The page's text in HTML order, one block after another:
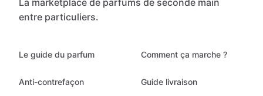
La marketplace de parfums de seconde main
entre particuliers.
Le guide du parfum
Anti-contrefaçon
Comment ça marche ?
Guide livraison